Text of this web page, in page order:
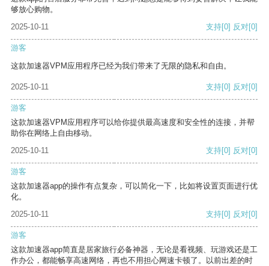
够放心购物。
2025-10-11
支持[0] 反对[0]
游客
这款加速器VPM应用程序已经为我们带来了无限的隐私和自由。
2025-10-11 支持[0] 反对[0]
游客
这款加速器VPM应用程序可以给你提供最高速度和安全性的连接，并帮
助你在网络上自由移动。
2025-10-11
支持[0] 反对[0]
游客
这款加速器app的操作有点复杂，可以简化一下，比如将设置页面进行优
化。
2025-10-11
支持[0] 反对[0]
游客
这款加速器app简直是居家旅行必备神器，无论是看视频、玩游戏还是工
作办公，都能畅享高速网络，再也不用担心网速卡顿了。以前出差的时